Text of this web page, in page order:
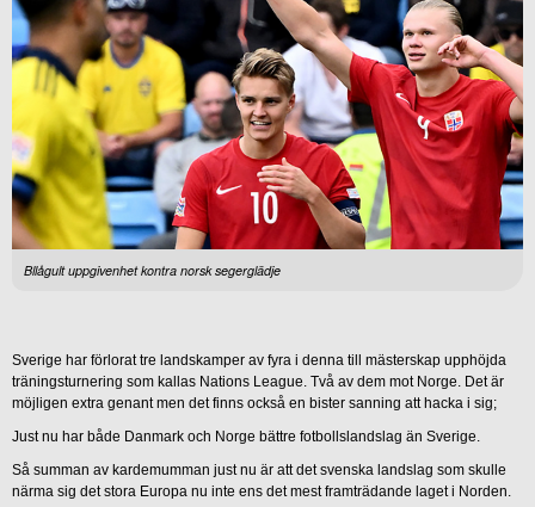
Bllågult uppgivenhet kontra norsk segerglädje
Sverige har förlorat tre landskamper av fyra i denna till mästerskap upphöjda
träningsturnering som kallas Nations League. Två av dem mot Norge. Det är
möjligen extra genant men det finns också en bister sanning att hacka i sig;
Just nu har både Danmark och Norge bättre fotbollslandslag än Sverige.
Så summan av kardemumman just nu är att det svenska landslag som skulle
närma sig det stora Europa nu inte ens det mest framträdande laget i Norden.